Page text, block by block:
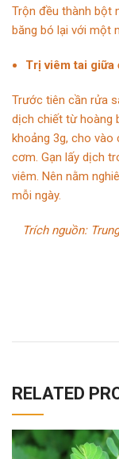
Trộn đều thành bột
băng bó lại với một
Trị viêm tai giữa
Trước tiên cần rửa
dịch chiết từ hoàng
khoảng 3g, cho
cơm. Gạn lấy dịch
viêm. Nên nằm
mỗi ngày.
Trích nguồn:
RELATED